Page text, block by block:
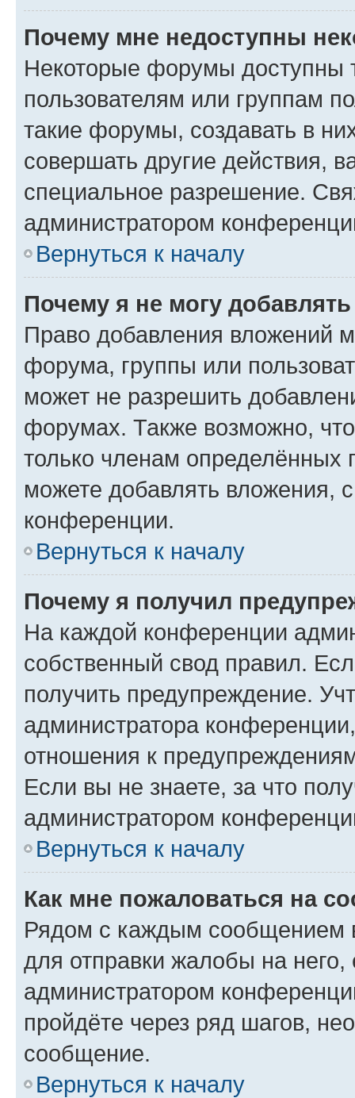
Почему мне недоступны
Некоторые форумы доступны
пользователям или группам
такие форумы, создавать в
совершать другие действия,
специальное разрешение.
администратором
Вернуться к началу
Почему я не могу
Право добавления вложений
форума, группы или
может не разрешить
форумах. Также возможно,
только членам определённых
можете добавлять вложения,
конференции.
Вернуться к началу
Почему я получил
На каждой конференции
собственный свод правил.
получить предупреждение.
администратора
отношения к
Если вы не знаете, за что
администратором
Вернуться к началу
Как мне пожаловаться на
Рядом с каждым сообщением
для отправки жалобы на
администратором
пройдёте через ряд шагов,
сообщение.
Вернуться к началу